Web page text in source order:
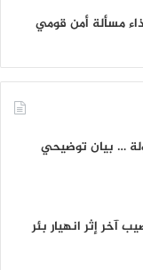
مسألة أمن قومي
… بيان توضيحي
آخر إثر انهيار بئر